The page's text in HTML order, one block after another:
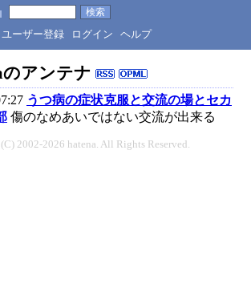
ユーザー登録 ログイン ヘルプ
のアンテナ
うつ病の症状克服と交流の場とセカ
傷のなめあいではない交流が出来る
2002-2026 hatena. All Rights Reserved.